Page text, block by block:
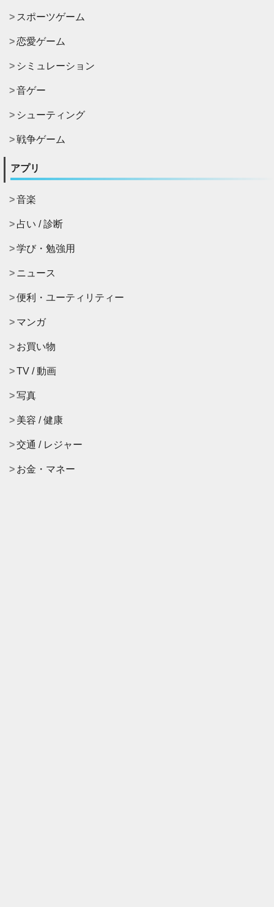
スポーツゲーム
恋愛ゲーム
シミュレーション
音ゲー
シューティング
戦争ゲーム
アプリ
音楽
占い / 診断
学び・勉強用
ニュース
便利・ユーティリティー
マンガ
お買い物
TV / 動画
写真
美容 / 健康
交通 / レジャー
お金・マネー